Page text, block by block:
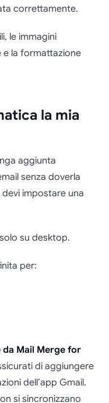
correttamente.
le immagini
la formattazione
la mia
aggiunta
senza doverla
impostare una
su desktop.
per:
Mail Merge for
di aggiungere
dell’app Gmail.
si sincronizzano